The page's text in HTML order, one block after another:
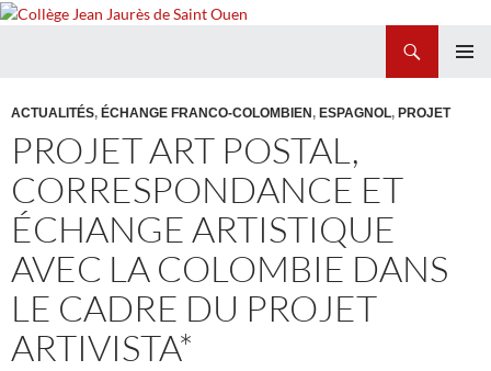
CONTENU
ACTUALITÉS, ÉCHANGE FRANCO-COLOMBIEN , ESPAGNOL, PROJET
PROJET ART POSTAL,
CORRESPONDANCE ET
ÉCHANGE ARTISTIQUE
AVEC LA COLOMBIE DANS
LE CADRE DU PROJET
ARTIVISTA*